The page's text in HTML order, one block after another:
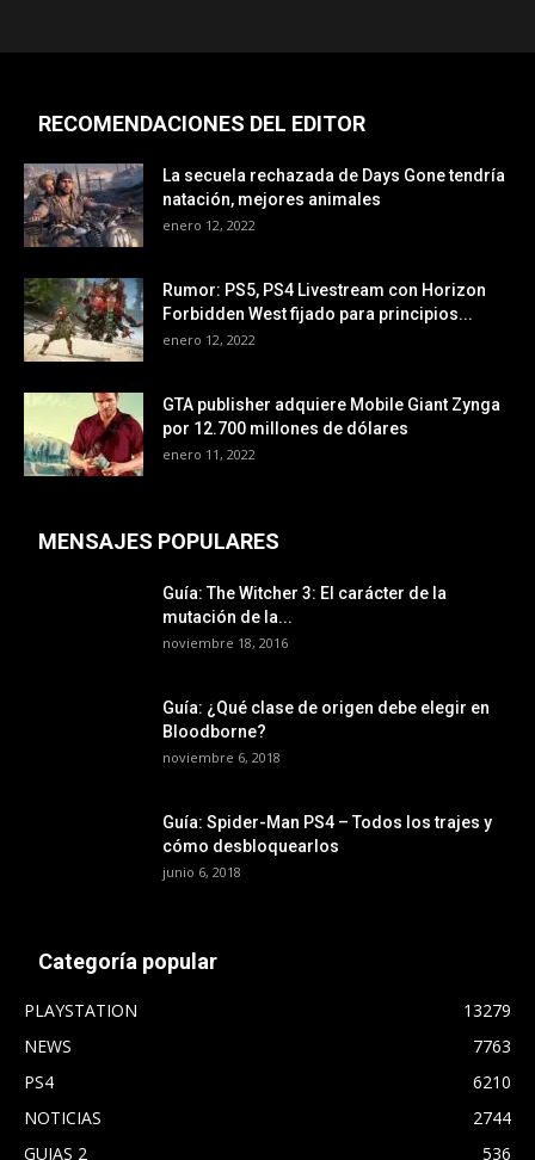
RECOMENDACIONES DEL EDITOR
La secuela rechazada de Days Gone tendría
natación, mejores animales
enero 12, 2022
Rumor: PS5, PS4 Livestream con Horizon
Forbidden West fijado para principios...
enero 12, 2022
GTA publisher adquiere Mobile Giant Zynga
por 12.700 millones de dólares
enero 11, 2022
MENSAJES POPULARES
Guía: The Witcher 3: El carácter de la
mutación de la...
noviembre 18, 2016
Guía: ¿Qué clase de origen debe elegir en
Bloodborne?
noviembre 6, 2018
Guía: Spider-Man PS4 – Todos los trajes y
cómo desbloquearlos
junio 6, 2018
Categoría popular
PLAYSTATION
13279
NEWS
7763
PS4
6210
NOTICIAS
2744
GUIAS 2
536